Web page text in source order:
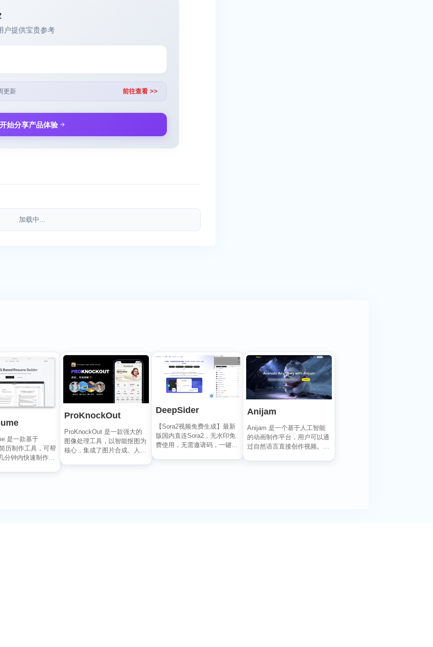
户提供宝贵参考
更新 前往查看 >>
开始分享产品体验
加载中...
是一款基于
历制作工具，可帮
分钟内快速制作精
ProKnockOut
ProKnockOut 是一款强大的
图像处理工具，以智能抠图为
核心，集成了图片合成、人像
DeepSider
【Sora2视频免费生成】最新
版国内直连Sora2，无水印免
费使用，无需邀请码，一键生
Anijam
Anijam 是一个基于人工智能
的动画制作平台，用户可以通
过自然语言直接创作视频。它